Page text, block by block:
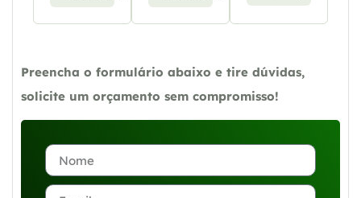
Preencha o formulário abaixo e tire dúvidas,
solicite um orçamento sem compromisso!